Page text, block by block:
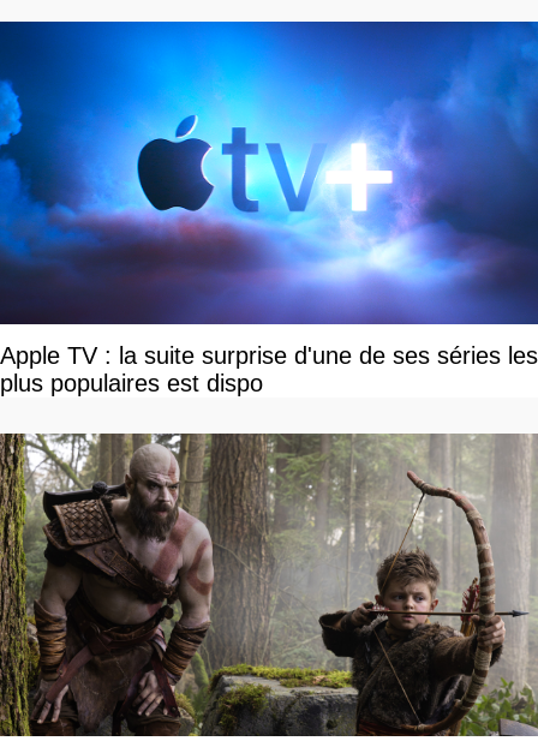
Apple TV : la suite surprise d'une de ses séries les
plus populaires est dispo